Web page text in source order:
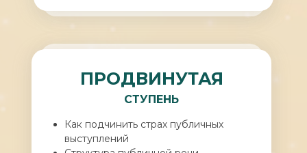
ПРОДВИНУТАЯ
СТУПЕНЬ
Как подчинить страх публичных
выступлений